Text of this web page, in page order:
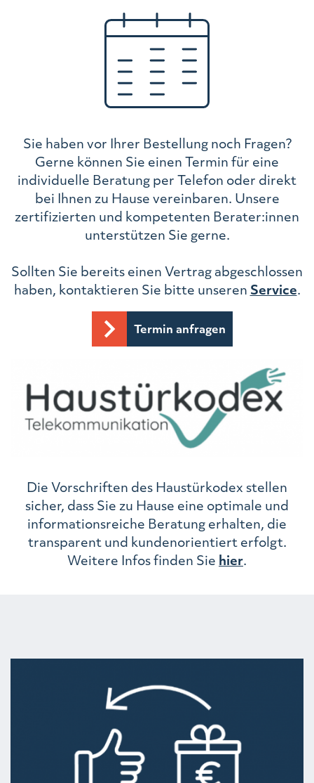
Sie haben vor Ihrer Bestellung noch Fragen?
Gerne können Sie einen Termin für eine
individuelle Beratung per Telefon oder direkt
bei Ihnen zu Hause vereinbaren. Unsere
zertifizierten und kompetenten Berater:innen
unterstützen Sie gerne.
Sollten Sie bereits einen Vertrag abgeschlossen
haben, kontaktieren Sie bitte unseren Service.
Termin anfragen
Die Vorschriften des Haustürkodex stellen
sicher, dass Sie zu Hause eine optimale und
informationsreiche Beratung erhalten, die
transparent und kundenorientiert erfolgt.
Weitere Infos finden Sie hier.